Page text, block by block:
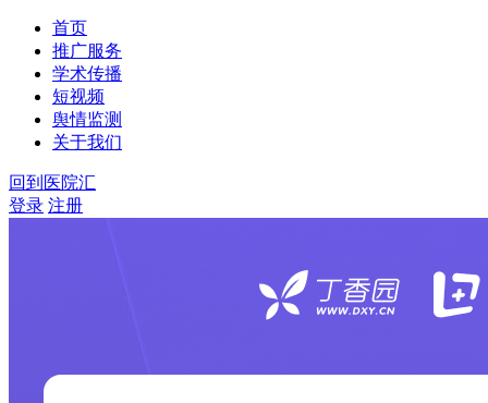
首页
推广服务
学术传播
短视频
舆情监测
关于我们
回到医院汇
登录 注册